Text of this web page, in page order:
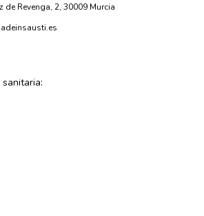
de Revenga, 2, 30009 Murcia
sanitaria: